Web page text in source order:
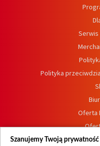
Polityka
Oferta
Szanujemy Twoją prywatność